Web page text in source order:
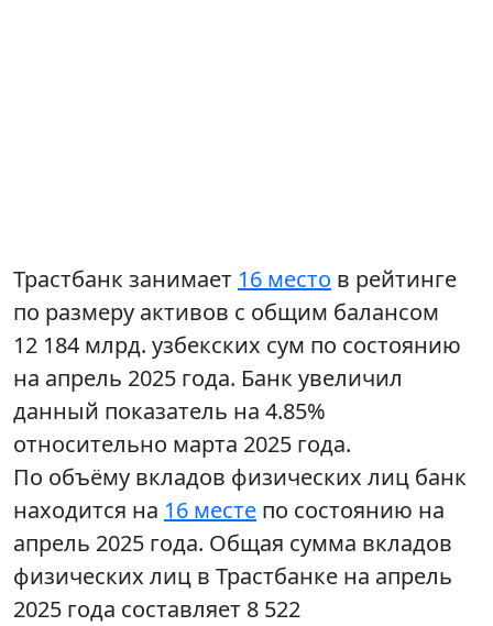
Трастбанк занимает 16 место в рейтинге
по размеру активов с общим балансом
12 184 млрд. узбекских сум по состоянию
на апрель 2025 года. Банк увеличил
данный показатель на 4.85%
относительно марта 2025 года.
По объёму вкладов физических лиц банк
находится на 16 месте по состоянию на
апрель 2025 года. Общая сумма вкладов
физических лиц в Трастбанке на апрель
2025 года составляет 8 522